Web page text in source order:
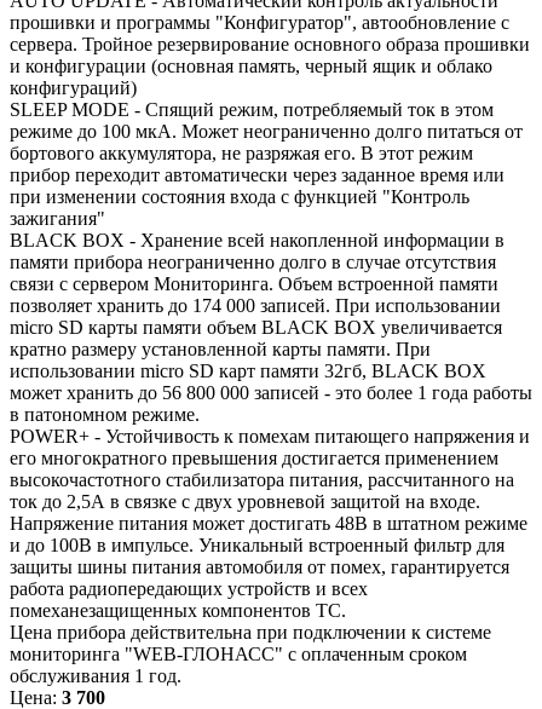
прошивки и программы "Конфигуратор", автообновление с
сервера. Тройное резервирование основного образа прошивки
и конфигурации (основная память, черный ящик и облако
конфигураций)
SLEEP MODE - Спящий режим, потребляемый ток в этом
режиме до 100 мкА. Может неограниченно долго питаться от
бортового аккумулятора, не разряжая его. В этот режим
прибор переходит автоматически через заданное время или
при изменении состояния входа с функцией "Контроль
зажигания"
BLACK BOX - Хранение всей накопленной информации в
памяти прибора неограниченно долго в случае отсутствия
связи с сервером Мониторинга. Объем встроенной памяти
позволяет хранить до 174 000 записей. При использовании
micro SD карты памяти объем BLACK BOX увеличивается
кратно размеру установленной карты памяти. При
использовании micro SD карт памяти 32гб, BLACK BOX
может хранить до 56 800 000 записей - это более 1 года работы
в патономном режиме.
POWER+ - Устойчивость к помехам питающего напряжения и
его многократного превышения достигается применением
высокочастотного стабилизатора питания, рассчитанного на
ток до 2,5А в связке с двух уровневой защитой на входе.
Напряжение питания может достигать 48В в штатном режиме
и до 100В в импульсе. Уникальный встроенный фильтр для
защиты шины питания автомобиля от помех, гарантируется
работа радиопередающих устройств и всех
помеханезащищенных компонентов ТС.
Цена прибора действительна при подключении к системе
мониторинга "WEB-ГЛОНАСС" с оплаченным сроком
обслуживания 1 год.
Цена: 3 700